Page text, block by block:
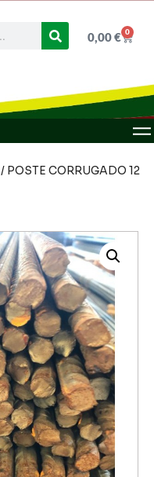
0,00€ 0
/ POSTE CORRUGADO 12